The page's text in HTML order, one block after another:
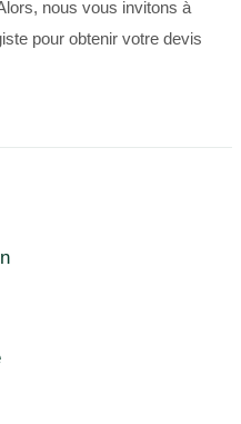
nous vous invitons à
pour obtenir votre devis